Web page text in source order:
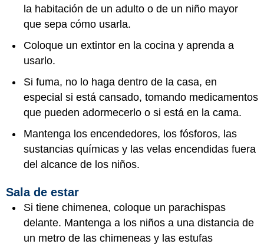
la habitación de un adulto o de un niño mayor
que sepa cómo usarla.
Coloque un extintor en la cocina y aprenda a
usarlo.
Si fuma, no lo haga dentro de la casa, en
especial si está cansado, tomando medicamentos
que pueden adormecerlo o si está en la cama.
Mantenga los encendedores, los fósforos, las
sustancias químicas y las velas encendidas fuera
del alcance de los niños.
Sala de estar
Si tiene chimenea, coloque un parachispas
delante. Mantenga a los niños a una distancia de
un metro de las chimeneas y las estufas